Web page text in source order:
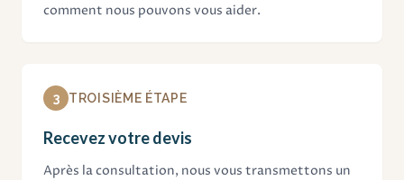
comment nous pouvons vous aider.
3 TROISIÈME ÉTAPE
Recevez votre devis
Après la consultation, nous vous transmettons un